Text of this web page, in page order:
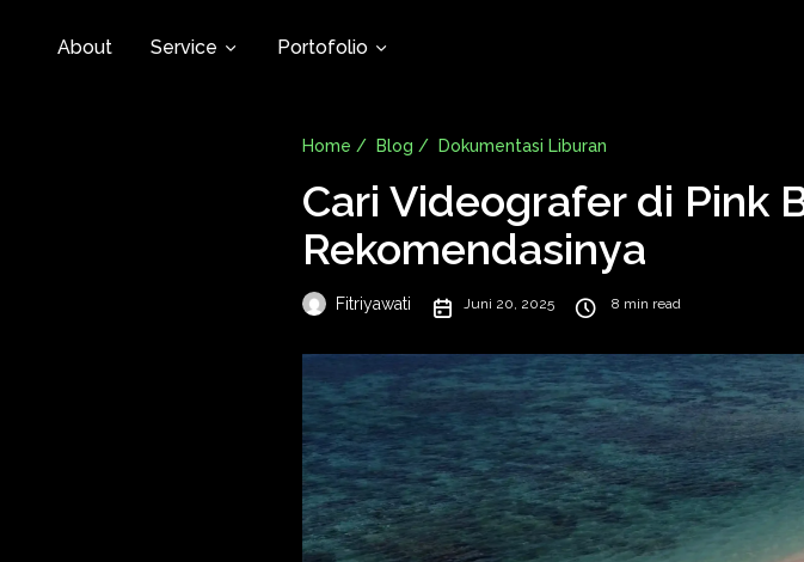
About Service Portofolio
Home / Blog / Dokumentasi Liburan
Cari Videografer di Pink
Rekomendasinya
Fitriyawati Juni 20, 2025 8 min read